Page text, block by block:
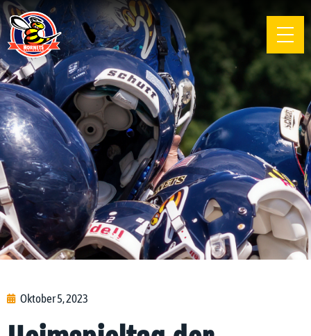
Oktober 5, 2023